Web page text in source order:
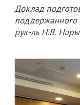
Доклад
рук-ль Н.В.